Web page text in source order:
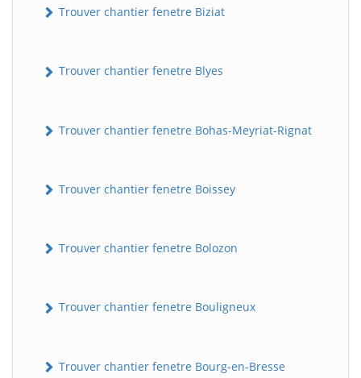
Trouver chantier fenetre Biziat
Trouver chantier fenetre Blyes
Trouver chantier fenetre Bohas-Meyriat-Rignat
Trouver chantier fenetre Boissey
Trouver chantier fenetre Bolozon
Trouver chantier fenetre Bouligneux
Trouver chantier fenetre Bourg-en-Bresse